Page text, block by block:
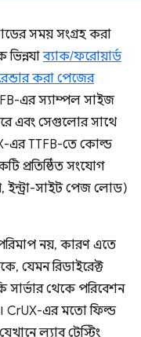
সময় সংগ্রহ করা
যাব্যাক/ফরোয়ার্ড
করা পেজের
এর স্যাম্পল সাইজ
এবং সেগুলোর সাথে
এর TTFB-তে কোল্ড
প্রতিষ্ঠিত সংযোগ
সাইট পেজ লোড)
নয়, কারণ এতে
যেমন রিডাইরেক্ট
সার্ভার থেকে পরিবেশন
CrUX-এর মতো ফিল্ড
ল্যাব টেস্টিং